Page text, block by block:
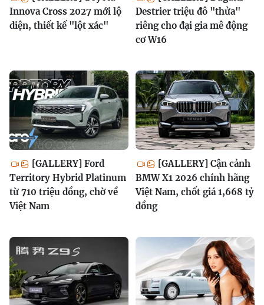
Innova Cross 2027 mới lộ
diện, thiết kế "lột xác"
Destrier triệu đô "thửa"
riêng cho đại gia mê động
cơ W16
[GALLERY] Ford
Territory Hybrid Platinum
từ 710 triệu đồng, chờ về
Việt Nam
[GALLERY] Cận cảnh
BMW X1 2026 chính hãng
Việt Nam, chốt giá 1,668 tỷ
đồng